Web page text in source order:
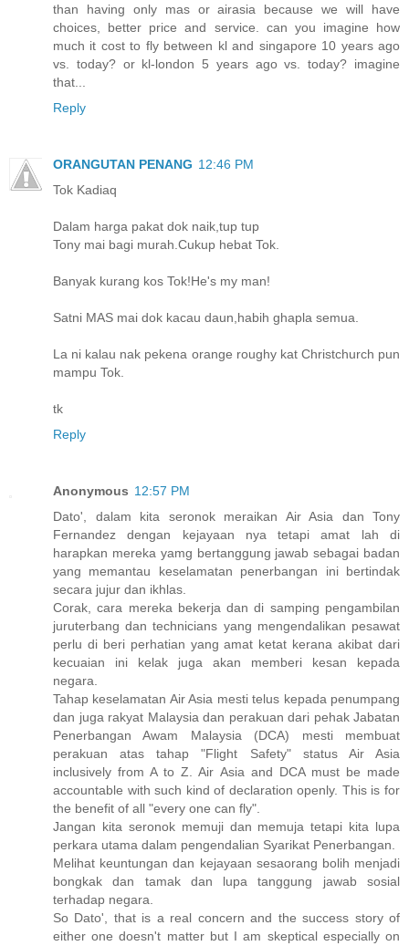
than having only mas or airasia because we will have
choices, better price and service. can you imagine how
much it cost to fly between kl and singapore 10 years ago
vs. today? or kl-london 5 years ago vs. today? imagine
that...
Reply
ORANGUTAN PENANG 12:46 PM
Tok Kadiaq
Dalam harga pakat dok naik,tup tup
Tony mai bagi murah.Cukup hebat Tok.
Banyak kurang kos Tok!He's my man!
Satni MAS mai dok kacau daun,habih ghapla semua.
La ni kalau nak pekena orange roughy kat Christchurch pun
mampu Tok.
tk
Reply
Anonymous 12:57 PM
Dato', dalam kita seronok meraikan Air Asia dan Tony
Fernandez dengan kejayaan nya tetapi amat lah di
harapkan mereka yamg bertanggung jawab sebagai badan
yang memantau keselamatan penerbangan ini bertindak
secara jujur dan ikhlas.
Corak, cara mereka bekerja dan di samping pengambilan
juruterbang dan technicians yang mengendalikan pesawat
perlu di beri perhatian yang amat ketat kerana akibat dari
kecuaian ini kelak juga akan memberi kesan kepada
negara.
Tahap keselamatan Air Asia mesti telus kepada penumpang
dan juga rakyat Malaysia dan perakuan dari pehak Jabatan
Penerbangan Awam Malaysia (DCA) mesti membuat
perakuan atas tahap "Flight Safety" status Air Asia
inclusively from A to Z. Air Asia and DCA must be made
accountable with such kind of declaration openly. This is for
the benefit of all "every one can fly".
Jangan kita seronok memuji dan memuja tetapi kita lupa
perkara utama dalam pengendalian Syarikat Penerbangan.
Melihat keuntungan dan kejayaan sesaorang bolih menjadi
bongkak dan tamak dan lupa tanggung jawab sosial
terhadap negara.
So Dato', that is a real concern and the success story of
either one doesn't matter but I am skeptical especially on